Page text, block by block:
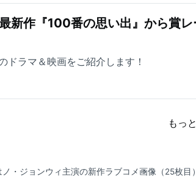
新作『100番の思い出』から賞レ
ドラマ＆映画をご紹介します！
もっ
・ジョンウィ主演の新作ラブコメ画像（25枚目）